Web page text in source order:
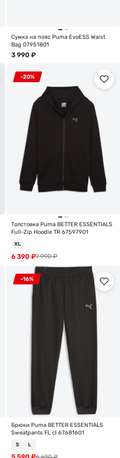
Сумка на пояс Puma EvoESS Waist
Bag 07951801
3 990 ₽
-20%
Толстовка Puma BETTER ESSENTIALS
Full-Zip Hoodie TR 67597901
XL
7 990₽
6 390 ₽
-16%
Брюки Puma BETTER ESSENTIALS
Sweatpants FL cl 67681601
S L